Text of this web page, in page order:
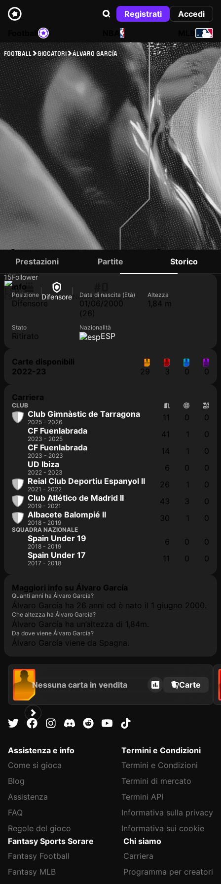
Registrati
Accedi
NBA
FOOTBALL GIOCATORI ÁLVARO GARCÍA
ÁLVARO GARCÍA
15Follower
ESP26 anni Difensore Numero di maglia
Prestazioni Partite Storico
Info
Posizione
Difensore
Data di nascita (Età)
01/06/2000
(26)
Altezza
1,84 m
Stato
Ritirato
Nazionalità
ESP
Carte disponibili
2022-23
29 3 0 0
Carriera
CLUB
Club Gimnàstic de Tarragona
2025 - 2026 11 0
0
CF Fuenlabrada
2023 - 2025 41 1
0
CF Fuenlabrada
2023 - 2023 14 1
0
UD Ibiza
2022 - 2023 6 0
0
Reial Club Deportiu Espanyol II
2021 - 2022 26 1
0
Club Atlético de Madrid II
2019 - 2021 43 3
0
Albacete Balompié II
2018 - 2019 30 1 0
SQUADRA NAZIONALE
Spain Under 19
2018 - 2019 6 0
0
Spain Under 17
2017 - 2018 11 0 0
Maggiori info su Álvaro García
Quanti anni ha Álvaro García?
Álvaro García ha 26 anni ed è nato il 1 giugno 2000.
Che altezza ha Álvaro García?
Álvaro García ha un’altezza di 1,84m.
Da dove viene Álvaro García?
Álvaro García viene da Spagna.
Nessuna carta in vendita Carte
Assistenza e info
Come si gioca
Blog
Assistenza
FAQ
Regole del gioco
Termini e Condizioni
Termini e Condizioni
Termini di mercato
Termini API
Informativa sulla privacy
Informativa sui cookie
Fantasy Sports Sorare
Fantasy Football
Fantasy MLB
Chi siamo
Carriera
Programma per creatori